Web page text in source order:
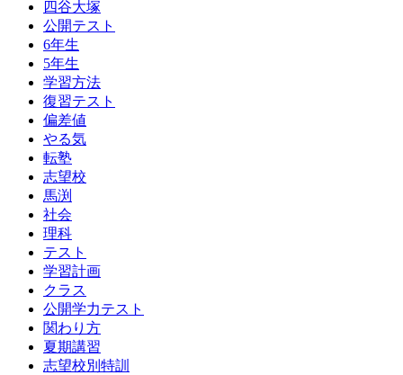
四谷大塚
公開テスト
6年生
5年生
学習方法
復習テスト
偏差値
やる気
転塾
志望校
馬渕
社会
理科
テスト
学習計画
クラス
公開学力テスト
関わり方
夏期講習
志望校別特訓